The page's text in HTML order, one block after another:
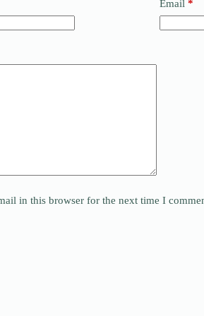
Email *
in this browser for the next time I